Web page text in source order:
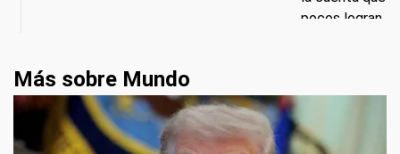
Más sobre Mundo